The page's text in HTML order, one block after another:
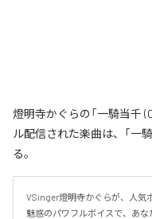
燈明寺かぐらの「一騎当千
ル配信された楽曲は、「一
る。
VSinger燈明寺かぐらが、人気
魅惑のパワフルボイスで、あな